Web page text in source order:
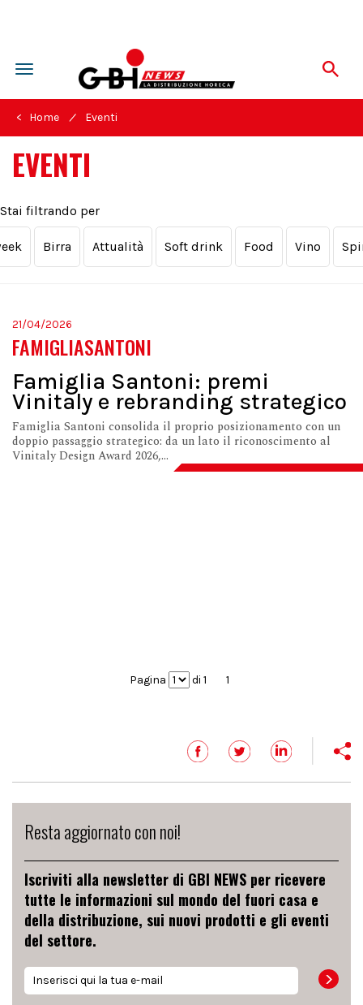
Toggle
navigation
< Home / Eventi
EVENTI
Stai filtrando per
Birra Attualità Soft drink Food Vino
21/04/2026
FAMIGLIASANTONI
Famiglia Santoni: premi
Vinitaly e rebranding strategico
Famiglia Santoni consolida il proprio posizionamento con un
doppio passaggio strategico: da un lato il riconoscimento al
Vinitaly Design Award 2026,...
Pagina di 1 1
Resta aggiornato con noi!
Iscriviti alla newsletter di GBI NEWS per ricevere
tutte le informazioni sul mondo del fuori casa e
della distribuzione, sui nuovi prodotti e gli eventi
del settore.